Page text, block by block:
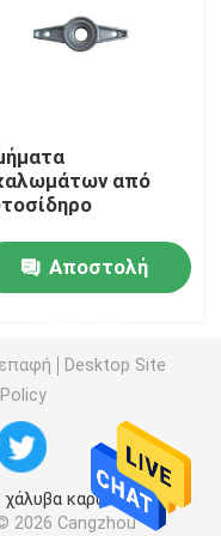
δαχτυλιδιών
χάλυβα
από
Αποστολή
επαφή
Desktop Site
καρυδιών
2026 Cangzhou